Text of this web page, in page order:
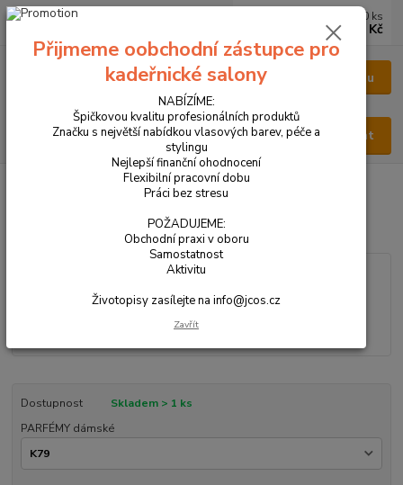
Menu
Hledat
0 ks
0 Kč
VŠECHNY PRODUKTY PARFÉM DÁMSKÝ 24 ml
PARFÉM DÁMSKÝ 24 ml
Dostupnost
Skladem > 1 ks
PARFÉMY dámské
Přijmeme oobchodní zástupce pro
kadeřnické salony
NABÍZÍME:
Špičkovou kvalitu profesionálních produktů
Značku s největší nabídkou vlasových barev, péče a
stylingu
Nejlepší finanční ohodnocení
Flexibilní pracovní dobu
Práci bez stresu
POŽADUJEME:
Obchodní praxi v oboru
Samostatnost
Aktivitu
Životopisy zasílejte na info@jcos.cz
Zavřít